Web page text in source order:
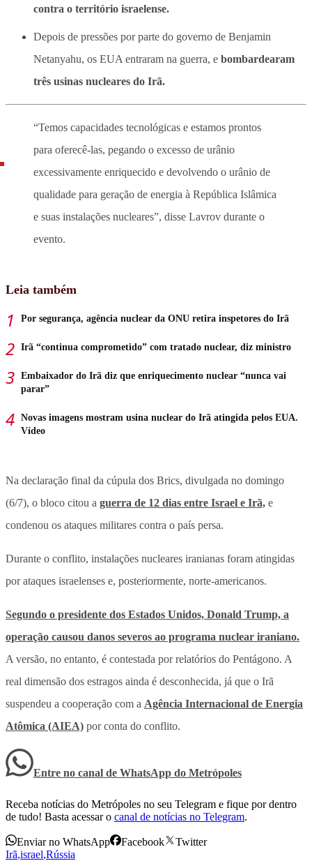
contra o território israelense.
Depois de pressões por parte do governo de Benjamin
Netanyahu, os EUA entraram na guerra, e bombardearam
três usinas nucleares do Irã.
“Temos capacidades tecnológicas e estamos prontos
para oferecê-las, pegando o excesso de urânio
excessivamente enriquecido e devolvendo o urânio de
qualidade para geração de energia à República Islâmica
e suas instalações nucleares”, disse Lavrov durante o
evento.
Leia também
Por segurança, agência nuclear da ONU retira inspetores do Irã
Irã “continua comprometido” com tratado nuclear, diz ministro
Embaixador do Irã diz que enriquecimento nuclear “nunca vai
parar”
Novas imagens mostram usina nuclear do Irã atingida pelos EUA.
Vídeo
Na declaração final da cúpula dos Brics, divulgada no domingo
(6/7), o bloco citou a guerra de 12 dias entre Israel e Irã, e
condenou os ataques militares contra o país persa.
Durante o conflito, instalações nucleares iranianas foram atingidas
por ataques israelenses e, posteriormente, norte-americanos.
Segundo o presidente dos Estados Unidos, Donald Trump, a
operação causou danos severos ao programa nuclear iraniano.
A versão, no entanto, é contestada por relatórios do Pentágono. A
real dimensão dos estragos ainda é desconhecida, já que o Irã
suspendeu a cooperação com a Agência Internacional de Energia
Atômica (AIEA) por conta do conflito.
Entre no canal de WhatsApp do Metrópoles
Receba notícias do Metrópoles no seu Telegram e fique por dentro
de tudo! Basta acessar o canal de notícias no Telegram.
Enviar no WhatsApp Facebook
Twitter
Irã,israel,Rússia